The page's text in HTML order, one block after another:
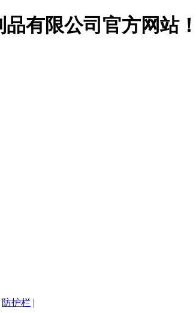
有限公司官方网站！
防护栏 |